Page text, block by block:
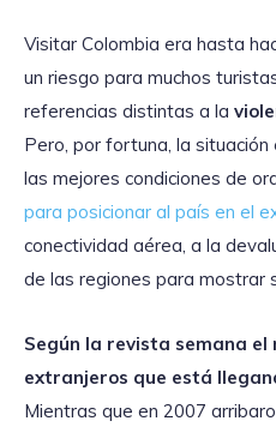
Visitar Colombia era hasta
un riesgo para muchos
referencias distintas a la
Pero, por fortuna, la
las mejores condiciones de
para posicionar al país en el
conectividad aérea, a la
de las regiones para mostrar
Según la revista semana
extranjeros que está
Mientras que en 2007